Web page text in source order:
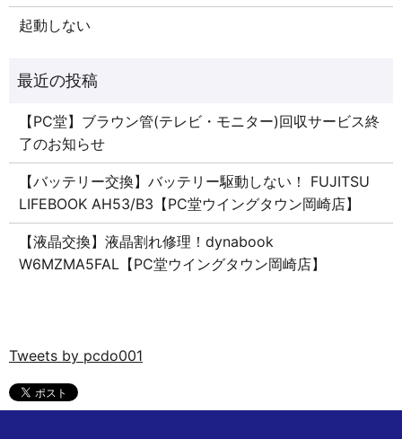
起動しない
【PC堂】ブラウン管(テレビ・モニター)回収サービス終
了のお知らせ
【バッテリー交換】バッテリー駆動しない！ FUJITSU
LIFEBOOK AH53/B3【PC堂ウイングタウン岡崎店】
【液晶交換】液晶割れ修理！dynabook
W6MZMA5FAL【PC堂ウイングタウン岡崎店】
Tweets by pcdo001